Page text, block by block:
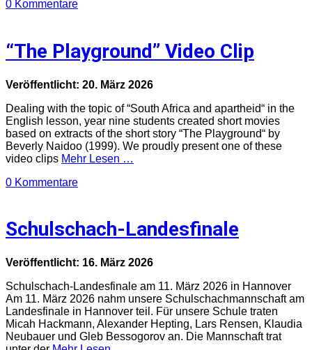
0 Kommentare
“The Playground” Video Clip
Veröffentlicht: 20. März 2026
Dealing with the topic of “South Africa and apartheid“ in the
English lesson, year nine students created short movies
based on extracts of the short story “The Playground“ by
Beverly Naidoo (1999). We proudly present one of these
video clips Mehr Lesen …
0 Kommentare
Schulschach-Landesfinale
Veröffentlicht: 16. März 2026
Schulschach-Landesfinale am 11. März 2026 in Hannover
Am 11. März 2026 nahm unsere Schulschachmannschaft am
Landesfinale in Hannover teil. Für unsere Schule traten
Micah Hackmann, Alexander Hepting, Lars Rensen, Klaudia
Neubauer und Gleb Bessogorov an. Die Mannschaft trat